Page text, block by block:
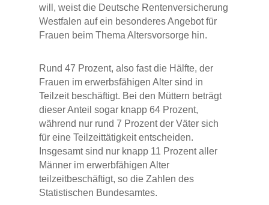
will, weist die Deutsche Rentenversicherung
Westfalen auf ein besonderes Angebot für
Frauen beim Thema Altersvorsorge hin.
Rund 47 Prozent, also fast die Hälfte, der
Frauen im erwerbsfähigen Alter sind in
Teilzeit beschäftigt. Bei den Müttern beträgt
dieser Anteil sogar knapp 64 Prozent,
während nur rund 7 Prozent der Väter sich
für eine Teilzeittätigkeit entscheiden.
Insgesamt sind nur knapp 11 Prozent aller
Männer im erwerbfähigen Alter
teilzeitbeschäftigt, so die Zahlen des
Statistischen Bundesamtes.